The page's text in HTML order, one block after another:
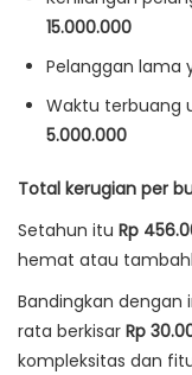
15.000.000
Pelanggan lama
Waktu terbuang
5.000.000
Total kerugian per
Setahun itu Rp
hemat atau
Bandingkan
rata berkisar Rp
kompleksitas dan